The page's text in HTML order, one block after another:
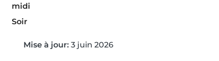
midi
Soir
Mise à jour: 3 juin 2026